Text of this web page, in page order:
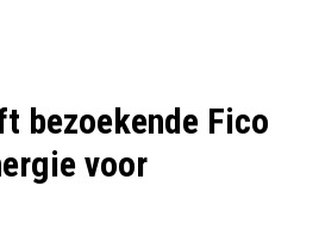
bezoekende Fico
voor